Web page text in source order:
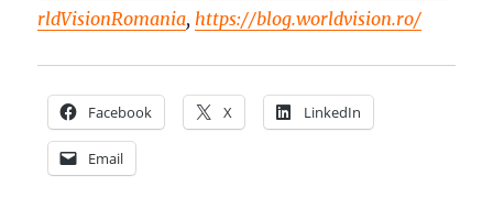
rldVisionRomania, https://blog.worldvision.ro/
Facebook X LinkedIn
Email